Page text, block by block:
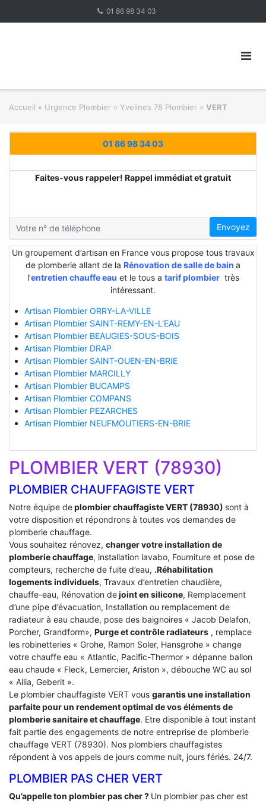
01 86 98 34 03
Accueil » Urgence Plombier » Yvelines 78 Plombier » VERT
01 86 98 34 03
Faites-vous rappeler! Rappel immédiat et gratuit
Envoyez
Un groupement d’artisan en France vous propose tous travaux
de plomberie allant de la Rénovation de salle de bain a
l’entretien chauffe eau et le tous a tarif plombiertrès
intéressant.
Artisan Plombier ORRY-LA-VILLE
Artisan Plombier SAINT-REMY-EN-L'EAU
Artisan Plombier BEAUGIES-SOUS-BOIS
Artisan Plombier DRAP
Artisan Plombier SAINT-OUEN-EN-BRIE
Artisan Plombier MARCILLY
Artisan Plombier BUCAMPS
Artisan Plombier COMPANS
Artisan Plombier PEZARCHES
Artisan Plombier NEUFMOUTIERS-EN-BRIE
PLOMBIER VERT (78930)
PLOMBIER CHAUFFAGISTE VERT
Notre équipe deplombier chauffagiste VERT (78930) sont à
votre disposition et répondrons à toutes vos demandes de
plomberie chauffage.
Vous souhaitez rénovez, changer votre installation de
plomberie chauffage, installation lavabo, Fourniture et pose de
compteurs, recherche de fuite d’eau, .Réhabilitation
logements individuels, Travaux d’entretien chaudière,
chauffe-eau, Rénovation dejoint en silicone, Remplacement
d’une pipe d’évacuation, Installation ou remplacement de
radiateur à eau chaude, pose des baignoires « Jacob Delafon,
Porcher, Grandform», Purge et contrôle radiateurs , remplace
les robinetteries « Grohe, Ramon Soler, Hansgrohe » change
votre chauffe eau « Atlantic, Pacific-Thermor » dépanne ballon
eau chaude « Fleck, Lemercier, Ariston », débouche WC au sol
« Allia, Geberit ».
Le plombier chauffagiste VERT vous garantis une installation
parfaite pour un rendement optimal de vos éléments de
plomberie sanitaire et chauffage. Etre disponible à tout instant
fait partie des engagements de notre entreprise de plomberie
chauffage VERT (78930). Nos plombiers chauffagistes
répondent à vos appels de jours comme nuit, jours fériés. 24/7.
PLOMBIER PAS CHER VERT
Qu’appelle ton plombier pas cher ? Un plombier pas cher est